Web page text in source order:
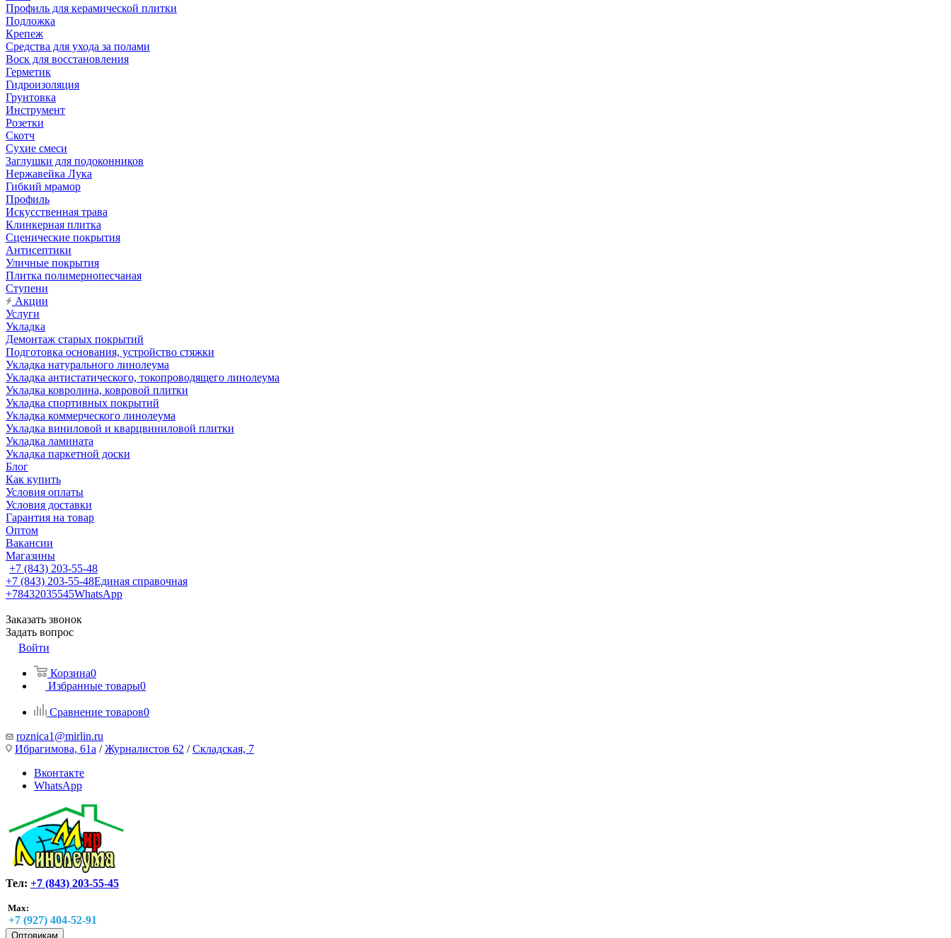
Профиль для керамической плитки
Подложка
Крепеж
Средства для ухода за полами
Воск для восстановления
Герметик
Гидроизоляция
Грунтовка
Инструмент
Розетки
Скотч
Сухие смеси
Заглушки для подоконников
Нержавейка Лука
Гибкий мрамор
Профиль
Искусственная трава
Клинкерная плитка
Сценические покрытия
Антисептики
Уличные покрытия
Плитка полимернопесчаная
Ступени
Акции
Услуги
Укладка
Демонтаж старых покрытий
Подготовка основания, устройство стяжки
Укладка натурального линолеума
Укладка антистатического, токопроводящего линолеума
Укладка ковролина, ковровой плитки
Укладка спортивных покрытий
Укладка коммерческого линолеума
Укладка виниловой и кварцвиниловой плитки
Укладка ламината
Укладка паркетной доски
Блог
Как купить
Условия оплаты
Условия доставки
Гарантия на товар
Оптом
Вакансии
Магазины
+7 (843) 203-55-48
+7 (843) 203-55-48Единая справочная
+78432035545WhatsApp
Заказать звонок
Задать вопрос
Войти
Корзина0
Избранные товары0
Сравнение товаров0
roznica1@mirlin.ru
Ибрагимова, 61а /Журналистов 62 /Складская, 7
Вконтакте
WhatsApp
Тел: +7 (843) 203-55-45
Max:
+7 (927) 404-52-91
Оптовикам